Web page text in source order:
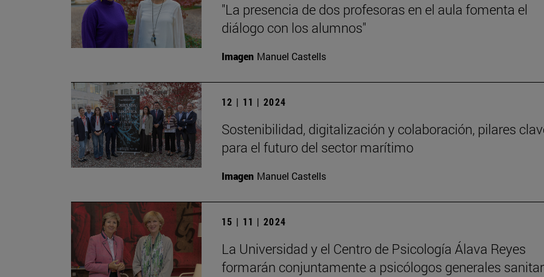
"La presencia de dos profesoras en el aula fomenta el
diálogo con los alumnos"
Imagen Manuel Castells
12 | 11 | 2024
Sostenibilidad, digitalización y colaboración, pilares
para el futuro del sector marítimo
Imagen Manuel Castells
15 | 11 | 2024
La Universidad y el Centro de Psicología Álava Reyes
formarán conjuntamente a psicólogos generales